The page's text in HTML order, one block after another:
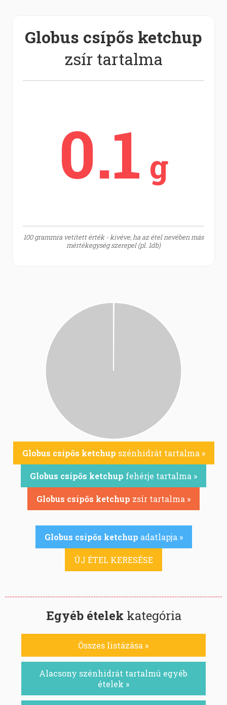
Globus csípős ketchup
zsír tartalma
0.1 g
100 grammra vetített érték - kivéve, ha az étel nevében más
mértékegység szerepel (pl. 1db)
Globus csípős ketchup szénhidrát tartalma »
Globus csípős ketchup fehérje tartalma »
Globus csípős ketchup zsír tartalma »
Globus csípős ketchup adatlapja »
ÚJ ÉTEL KERESÉSE
Egyéb ételek kategória
Összes listázása »
Alacsony szénhidrát tartalmú egyéb
ételek »